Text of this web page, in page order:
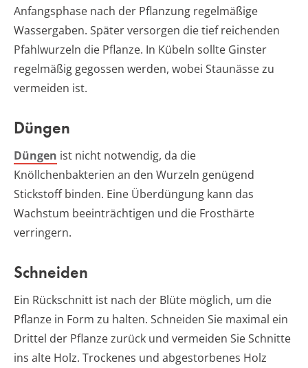
Anfangsphase nach der Pflanzung regelmäßige
Wassergaben. Später versorgen die tief reichenden
Pfahlwurzeln die Pflanze. In Kübeln sollte Ginster
regelmäßig gegossen werden, wobei Staunässe zu
vermeiden ist.
Düngen
Düngen ist nicht notwendig, da die
Knöllchenbakterien an den Wurzeln genügend
Stickstoff binden. Eine Überdüngung kann das
Wachstum beeinträchtigen und die Frosthärte
verringern.
Schneiden
Ein Rückschnitt ist nach der Blüte möglich, um die
Pflanze in Form zu halten. Schneiden Sie maximal ein
Drittel der Pflanze zurück und vermeiden Sie Schnitte
ins alte Holz. Trockenes und abgestorbenes Holz